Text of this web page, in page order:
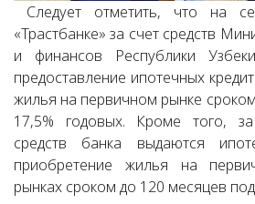
Следует отметить, что на
«Трастбанке» за счет средств
и финансов Республики
предоставление ипотечных
жилья на первичном рынке
17,5% годовых. Кроме того,
средств банка выдаются
приобретение жилья на
рынках сроком до 120 месяцев